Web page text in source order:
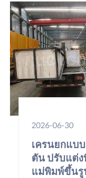
2026-06-30
เครนยกแบ
ตัน ปรับแต่ง
แม่พิมพ์ขึ้นรู